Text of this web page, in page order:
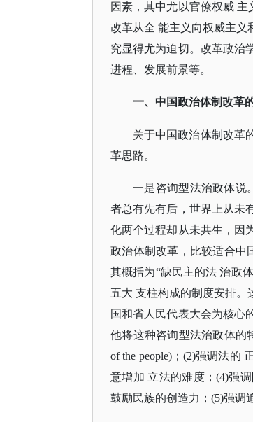
因素，其中尤以官僚权威
改革从全 能主义向权威主义
究显得尤为迫切。改革政治
进程、发展前景等。
一、中国政治体制改革
关于中国政治体制改革
革思路。
一是咨询型法治政体说
者总有先有后，世界上从未
化两个过程却从未共生，
政治体制改革，比较适合中
其概括为“缺民主的法 治政
五大 支柱构成的制度安排。
国和省人民代表大会为核心
他将这种咨询型法治政体的
of the people)；(2)强调法的
意增加 立法的难度；(4)强
鼓励民族的创造力；(5)强调